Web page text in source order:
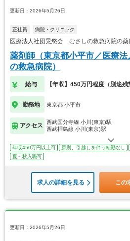
更新日：2026年5月26日
正社員 病院・クリニック
医療法人社団晃悠会 むさしの救急病院の薬
薬剤師（東京都小平市／医療
の救急病院）
給与 【年収】450万円程度（別途残
勤務地 東京都 小平市
アクセス
西武国分寺線 小川(東京)駅
西武拝島線 小川(東京)駅
年収450万円以上可 原則、引越しを伴う転勤なし
夏～秋入職可
求人の詳細を見る この
更新日：2026年5月26日